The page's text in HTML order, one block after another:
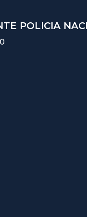
POLICIA